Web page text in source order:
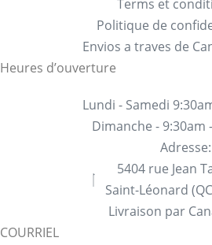
Terms et
Politique de
Envios a traves de
Heures d’ouverture
Lundi - Samedi
Dimanche - 9:30am
Adresse:
5404 rue Jean
Saint-Léonard
Livraison par
COURRIEL